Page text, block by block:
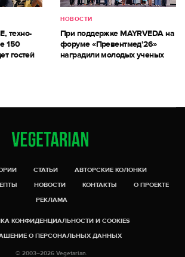
техно-
150
гостей
НОВОСТИ
При поддержке MAYRVEDA на
форуме «Превентмед’26»
наградили молодых ученых
СТАТЬИ
АВТОРСКИЕ КОЛОНКИ
НОВОСТИ КОНТАКТЫ
О ПРОЕКТЕ
РЕКЛАМА
КОНФИДЕНЦИАЛЬНОСТИ И COOKIES
О ПЕРСОНАЛЬНЫХ ДАННЫХ
© 2003–2026 Vegetarian.